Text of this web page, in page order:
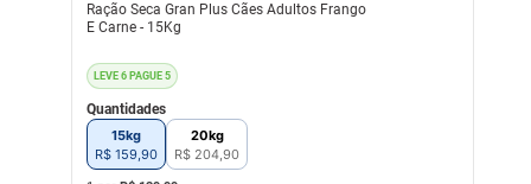
Ração Seca Gran Plus Cães Adultos Frango
E Carne - 15Kg
LEVE 6 PAGUE 5
Quantidades
15kg
R$ 159,90
20kg
R$ 204,90